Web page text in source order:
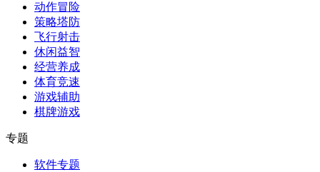
动作冒险
策略塔防
飞行射击
休闲益智
经营养成
体育竞速
游戏辅助
棋牌游戏
专题
软件专题